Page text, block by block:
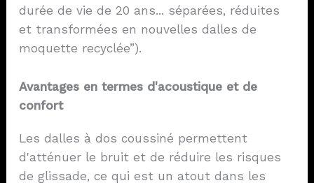
durée de vie de 20 ans... séparées, réduites
et transformées en nouvelles dalles de
moquette recyclée”).
Avantages en termes d'acoustique et de
confort
Les dalles à dos coussiné permettent
d'atténuer le bruit et de réduire les risques
de glissade, ce qui est un atout dans les